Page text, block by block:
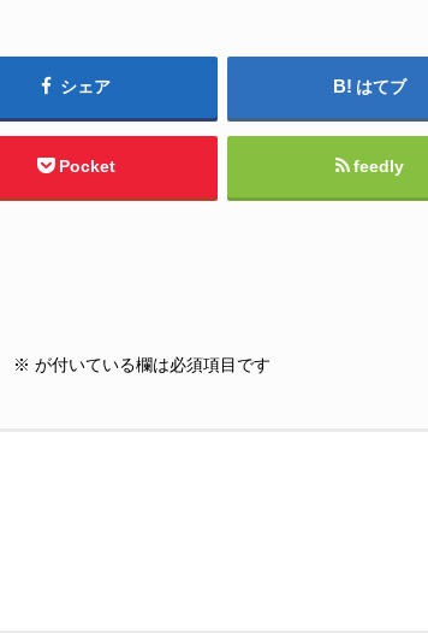
シェア はてブ
Pocket feedly
※ が付いている欄は必須項目です